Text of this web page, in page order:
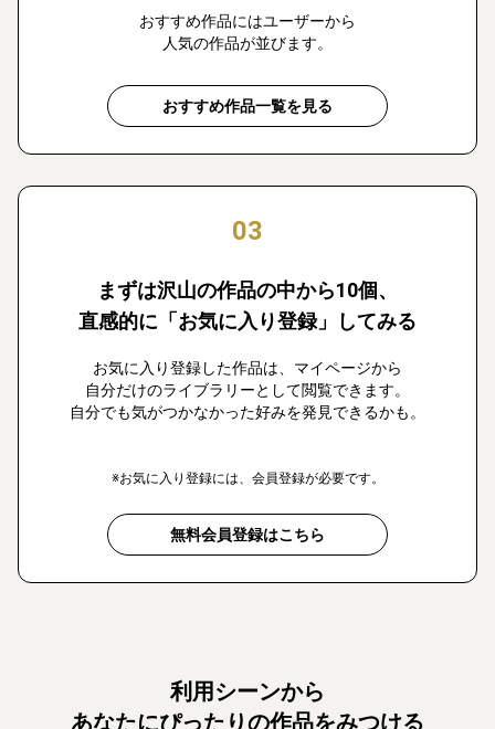
おすすめ作品にはユーザーから
人気の作品が並びます。
おすすめ作品一覧を見る
03
まずは沢山の作品の中から10個、
直感的に「お気に入り登録」してみる
お気に入り登録した作品は、マイページから
自分だけのライブラリーとして閲覧できます。
自分でも気がつかなかった好みを発見できるかも。
※お気に入り登録には、会員登録が必要です。
無料会員登録はこちら
利用シーンから
あなたにぴったりの作品をみつける